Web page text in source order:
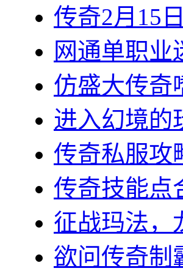
传奇2月15
网通单职业
仿盛大传奇
进入幻境的
传奇私服攻
传奇技能点
征战玛法，
欲问传奇制